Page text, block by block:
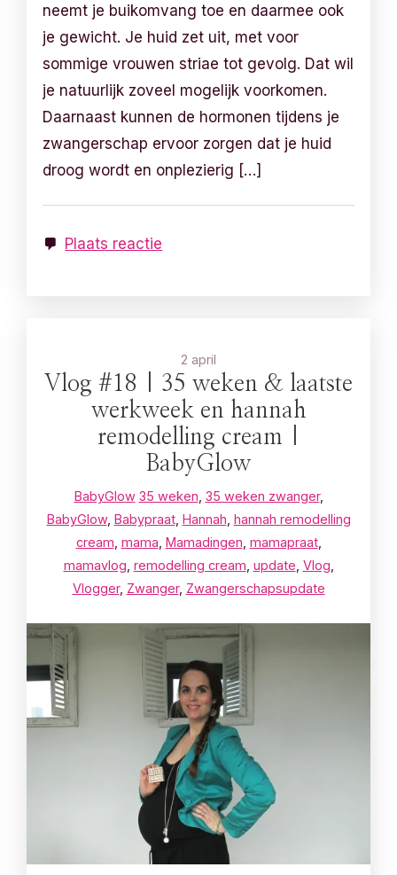
neemt je buikomvang toe en daarmee ook
je gewicht. Je huid zet uit, met voor
sommige vrouwen striae tot gevolg. Dat wil
je natuurlijk zoveel mogelijk voorkomen.
Daarnaast kunnen de hormonen tijdens je
zwangerschap ervoor zorgen dat je huid
droog wordt en onplezierig […]
Plaats reactie
2 april
Vlog #18 | 35 weken & laatste
werkweek en hannah
remodelling cream |
BabyGlow
BabyGlow 35 weken 35 weken zwanger,
BabyGlow, Babypraat, Hannah hannah remodelling
cream mama Mamadingen mamapraat,
mamavlog remodelling cream update Vlog
Vlogger, Zwanger, Zwangerschapsupdate